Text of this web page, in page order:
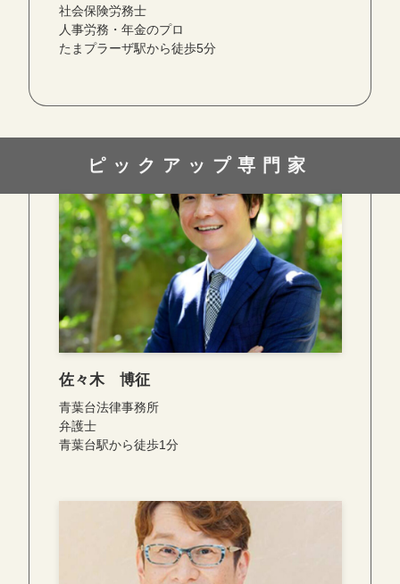
社会保険労務士
人事労務・年金のプロ
たまプラーザ駅から徒歩5分
ピックアップ専門家
佐々木 博征
青葉台法律事務所
弁護士
青葉台駅から徒歩1分